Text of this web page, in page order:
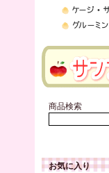
商品検索
お気に入り